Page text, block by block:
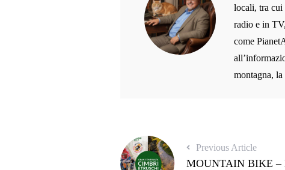
locali, tra
radio e in
come
montagna,
Previous Article
MOUNTAIN BIKE –